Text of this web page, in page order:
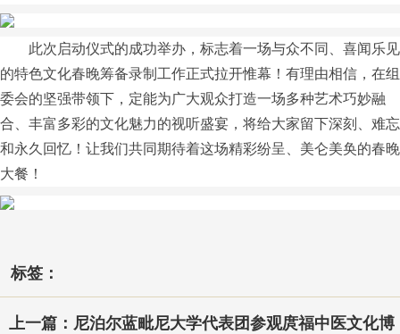
此次启动仪式的成功举办，标志着一场与众不同、喜闻乐见
的特色文化春晚筹备录制工作正式拉开惟幕！有理由相信，在组
委会的坚强带领下，定能为广大观众打造一场多种艺术巧妙融
合、丰富多彩的文化魅力的视听盛宴，将给大家留下深刻、难忘
和永久回忆！让我们共同期待着这场精彩纷呈、美仑美奂的春晚
大餐！
标签：
上一篇：尼泊尔蓝毗尼大学代表团参观庹福中医文化博